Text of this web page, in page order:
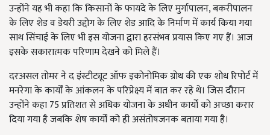
उन्होंने यह भी कहा कि किसानों के फायदे के लिए मुर्गापालन, बकरीपालन
के लिए शेड व डेयरी उद्दोग के लिए शेड आदि के निर्माण में कार्य किया गया
साथ सिंचाई के लिए भी इस योजना द्वारा हरसंभव प्रयास किए गए हैं। आज
इसके सकारात्मक परिणाम देखने को मिले हैं।
दरअसल तोमर ने द इंस्टीट्यूट ऑफ इकोनोमिक ग्रोथ की एक शोध रिपोर्ट में
मनरेगा के कार्यों के आंकलन के परिप्रेक्ष्य में बात कर रहे थे। जिस दौरान
उन्होंने कहा 75 प्रतिशत से अधिक योजना के अधीन कार्यों को अच्छा करार
दिया गया है जबकि शेष कार्यों को ही असंतोषजनक बताया गया है।